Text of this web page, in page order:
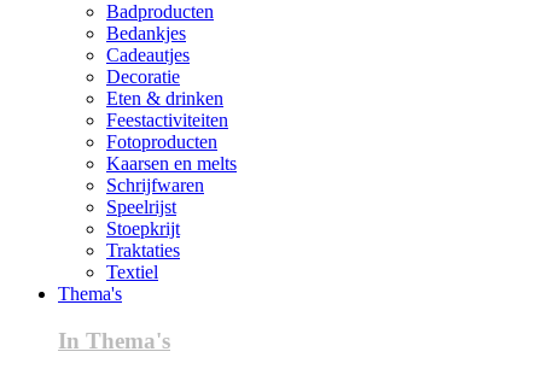
Badproducten
Bedankjes
Cadeautjes
Decoratie
Eten & drinken
Feestactiviteiten
Fotoproducten
Kaarsen en melts
Schrijfwaren
Speelrijst
Stoepkrijt
Traktaties
Textiel
Thema's
In Thema's